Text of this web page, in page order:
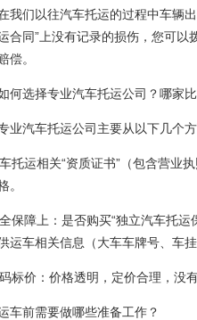
我们以往汽车托运的过程中车辆
合同”上没有记录的损伤，您可
偿。
何选择专业汽车托运公司？哪家
业汽车托运公司主要从以下几个方
托运相关“资质证书”（包含营业
。
保障上：是否购买“独立汽车托运
运车相关信息（大车车牌号、车
标价：价格透明，定价合理，没有
车前需要做哪些准备工作？